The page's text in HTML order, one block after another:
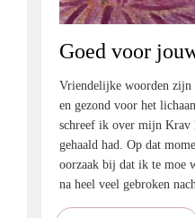
Goed voor
Vriendelijke woorden zijn
en gezond voor het
schreef ik over mijn Krav
gehaald had. Op dat
oorzaak bij dat ik te moe
na heel veel gebroken